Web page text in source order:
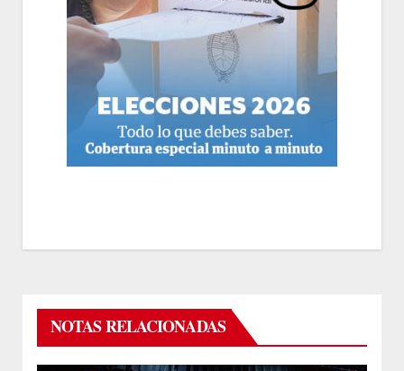
NOTAS RELACIONADAS